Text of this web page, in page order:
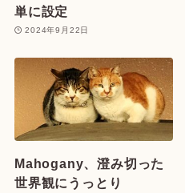
単に設定
2024年9月22日
Mahogany、澄み切った
世界観にうっとり